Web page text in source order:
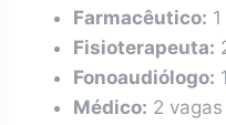
Farmacêutico:
Fisioterapeuta:
Fonoaudiólogo:
Médico: 2 vagas